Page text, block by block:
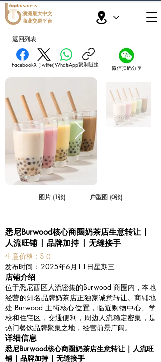
topbusiness
澳洲最大中文
商业交易平台
返回列表
微信扫码分享
FacebookX (Twitter)WhatsApp复制链接
图片 (1张) 户型图 (0张)
悉尼Burwood核心商圈奶茶店生意转让 |
人流旺铺 | 品牌加持 | 无缝接手
$
​生意价格：
0
​发布时间： 2025年6月11日星期三
​店铺介绍
位于悉尼西区人流密集的Burwood 商圈内，本地
经营的知名品牌奶茶店正独家诚意转让。商铺地
处 Burwood 主街核心位置，临近购物中心、学
校和住宅区，交通便利，周边人流稳定密集，是
热门餐饮品牌聚集之地，经营前景广阔。
详细信息
悉尼Burwood核心商圈奶茶店生意转让 | 人流旺
铺 | 品牌加持 | 无缝接手